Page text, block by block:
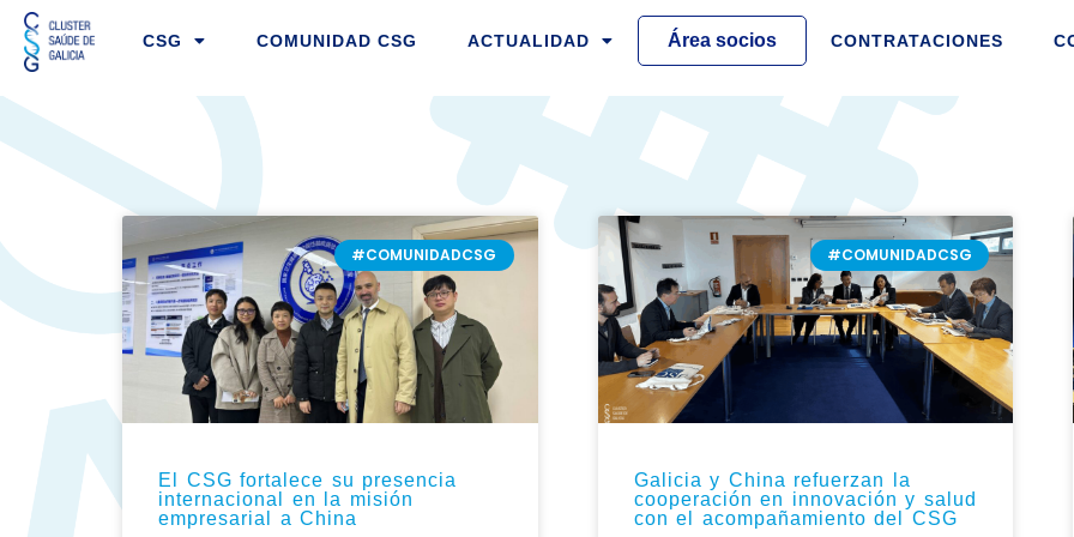
CSG COMUNIDAD CSG ACTUALIDAD Área socios CONTRATACIONES
#COMUNIDADCSG
El CSG fortalece su presencia
internacional en la misión
empresarial a China
#COMUNIDADCSG
Galicia y China refuerzan la
cooperación en innovación y salud
con el acompañamiento del CSG
PÁGINA PÁGINAPÁGINAPÁGINAPÁGINAPÁGINA
PÁGINA
PÁGINA PÁGINAPÁGINA
PÁGINAPÁGINAPÁGINAPÁGINA
PÁGINAPÁGINA